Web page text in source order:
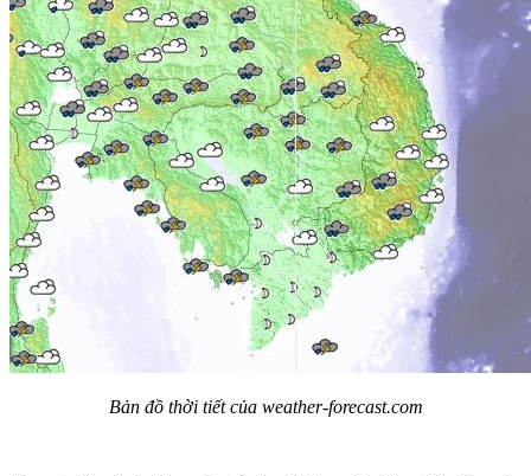
Bản đồ thời tiết của weather-forecast.com